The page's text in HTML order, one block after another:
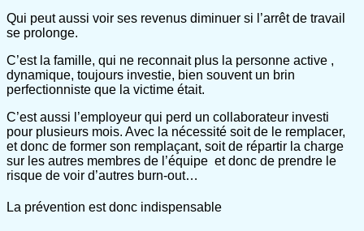
Qui peut aussi voir ses revenus diminuer si l’arrêt de travail
se prolonge.
C’est la famille, qui ne reconnait plus la personne active ,
dynamique, toujours investie, bien souvent un brin
perfectionniste que la victime était.
C’est aussi l’employeur qui perd un collaborateur investi
pour plusieurs mois. Avec la nécessité soit de le remplacer,
et donc de former son remplaçant, soit de répartir la charge
sur les autres membres de l’équipe et donc de prendre le
risque de voir d’autres burn-out…
La prévention est donc indispensable